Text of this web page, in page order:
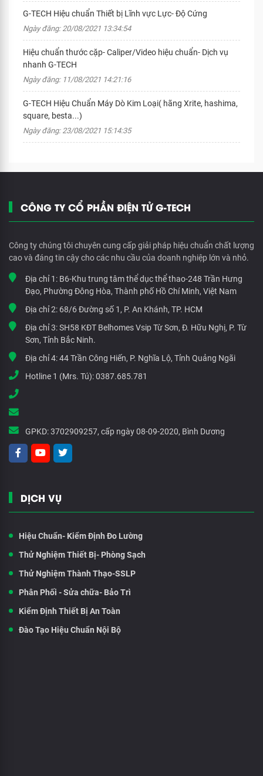
G-TECH Hiệu chuẩn Thiết bị Lĩnh vực Lực- Độ Cứng
Ngày đăng: 20/08/2021 13:34:54
Hiệu chuẩn thước cặp- Caliper/Video hiệu chuẩn- Dịch vụ
nhanh G-TECH
Ngày đăng: 11/08/2021 14:21:16
G-TECH Hiệu Chuẩn Máy Dò Kim Loại( hãng Xrite, hashima,
square, besta...)
Ngày đăng: 23/08/2021 15:14:35
CÔNG TY CỔ PHẦN ĐIỆN TỬ G-TECH
Công ty chúng tôi chuyên cung cấp giải pháp hiệu chuẩn chất lượng
cao và đáng tin cậy cho các nhu cầu của doanh nghiệp lớn và nhỏ.
Địa chỉ 1: B6-Khu trung tâm thể dục thể thao-248 Trần Hưng
Đạo, Phường Đông Hòa, Thành phố Hồ Chí Minh, Việt Nam
Địa chỉ 2: 68/6 Đường số 1, P. An Khánh, TP. HCM
Địa chỉ 3:SH58 KĐT Belhomes Vsip Từ Sơn, Đ. Hữu Nghị, P. Từ
Sơn, Tỉnh Bắc Ninh.
Địa chỉ 4:44 Trần Công Hiến, P. Nghĩa Lộ, Tỉnh Quảng Ngãi
Hotline 1 (Mrs. Tú):0387.685.781
GPKD:3702909257, cấp ngày 08-09-2020, Bình Dương
DỊCH VỤ
Hiệu Chuẩn- Kiểm Định Đo Lường
Thử Nghiệm Thiết Bị- Phòng Sạch
Thử Nghiệm Thành Thạo-SSLP
Phân Phối - Sửa chữa- Bảo Trì
Kiểm Định Thiết Bị An Toàn
Đào Tạo Hiệu Chuẩn Nội Bộ